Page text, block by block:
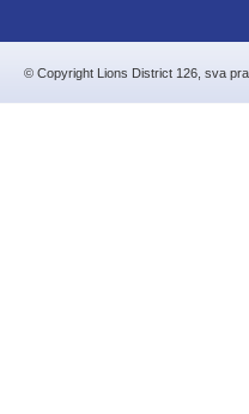
© Copyright Lions District 126, sva